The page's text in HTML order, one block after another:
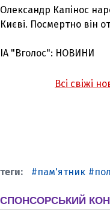
Олександр Капінос
Києві. Посмертно він
ІА "Вголос": НОВИНИ
Всі свіжі
пам'ятник